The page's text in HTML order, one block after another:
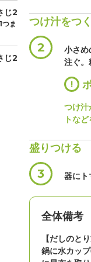
じ2
つま
じ2
つけ汁をつ
2
小さめ
注ぐ。
!
つけ汁
トな
盛りつける
3 器にト
全体備考
【だしのと
鍋に水カッ